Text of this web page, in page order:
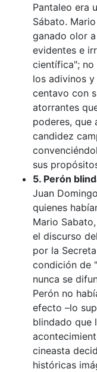
Pantaleo era
Sábato.
ganado olor
evidentes e
científica"; no
los adivinos
centavo con
atorrantes
poderes, que
candidez
sus
5. Perón
Juan
quienes
Mario
el discurso
por la
condición de
nunca se
Perón no
efecto –lo
blindado que
cineasta
históricas